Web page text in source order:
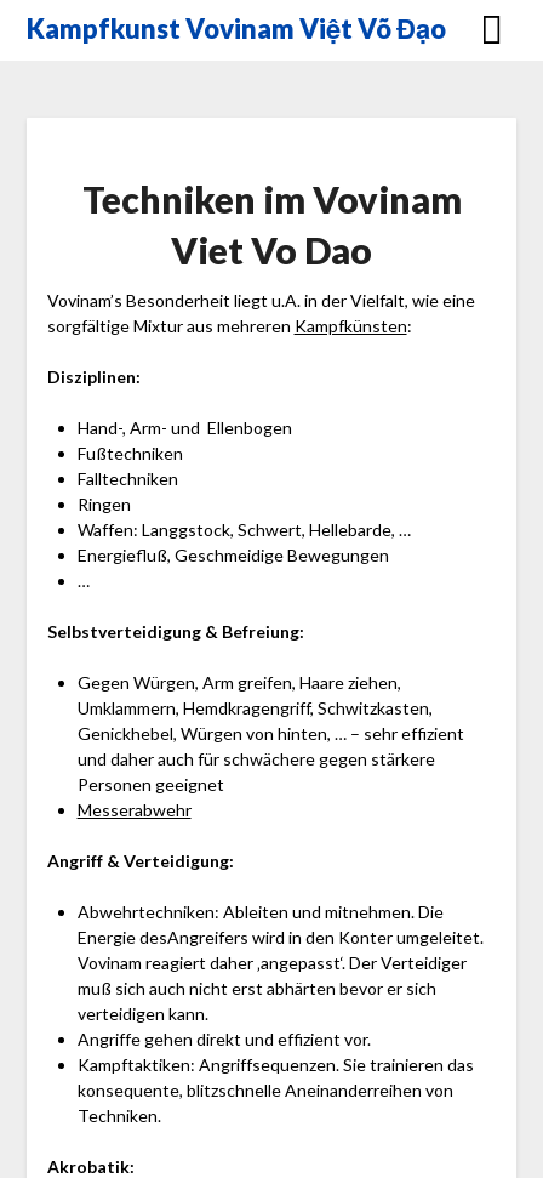
SkipKampfkunst Vovinam Việt Võ Đạo
Techniken im Vovinam
Viet Vo Dao
Vovinam’s Besonderheit liegt u.A. in der Vielfalt, wie eine
sorgfältige Mixtur aus mehreren Kampfkünsten:
Disziplinen:
Hand-, Arm- und Ellenbogen
Fußtechniken
Falltechniken
Ringen
Waffen: Langgstock, Schwert, Hellebarde, …
Energiefluß, Geschmeidige Bewegungen
…
Selbstverteidigung & Befreiung:
Gegen Würgen, Arm greifen, Haare ziehen,
Umklammern, Hemdkragengriff, Schwitzkasten,
Genickhebel, Würgen von hinten, … – sehr effizient
und daher auch für schwächere gegen stärkere
Personen geeignet
Messerabwehr
Angriff& Verteidigung:
Abwehrtechniken: Ableiten und mitnehmen. Die
Energie desAngreifers wird in den Konter umgeleitet.
Vovinam reagiert daher ‚angepasst‘. Der Verteidiger
muß sich auch nicht erst abhärten bevor er sich
verteidigen kann.
Angriffe gehen direkt und effizient vor.
Kampftaktiken: Angriffsequenzen. Sie trainieren das
konsequente, blitzschnelle Aneinanderreihen von
Techniken.
Akrobatik: